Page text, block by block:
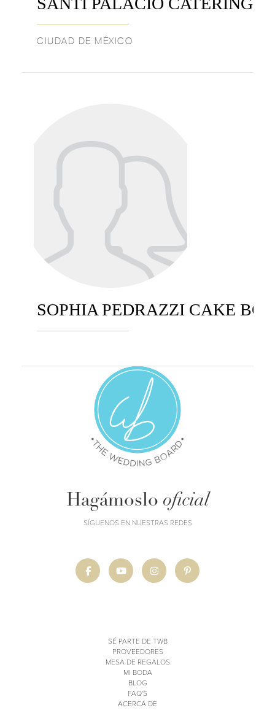
CIUDAD DE MÉXICO
SOPHIA PEDRAZZI CAKE
Hagámoslo oficial
SÍGUENOS EN NUESTRAS REDES
SÉ PARTE DE TWB
PROVEEDORES
MESA DE REGALOS
MI BODA
BLOG
FAQ'S
ACERCA DE